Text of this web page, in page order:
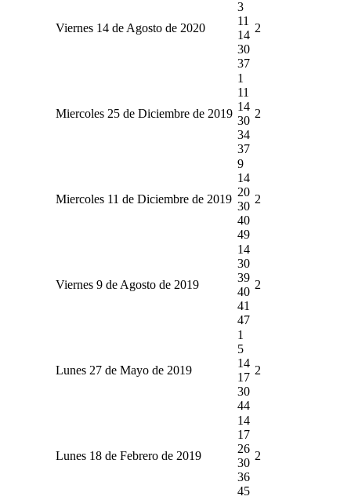
Viernes 14 de Agosto de 2020
3
11
14
30
37
2
Miercoles 25 de Diciembre de 2019
1
11
14
30
34
37
2
Miercoles 11 de Diciembre de 2019
9
14
20
30
40
49
2
Viernes 9 de Agosto de 2019
14
30
39
40
41
47
2
Lunes 27 de Mayo de 2019
1
5
14
17
30
44
2
Lunes 18 de Febrero de 2019
14
17
26
30
36
45
2